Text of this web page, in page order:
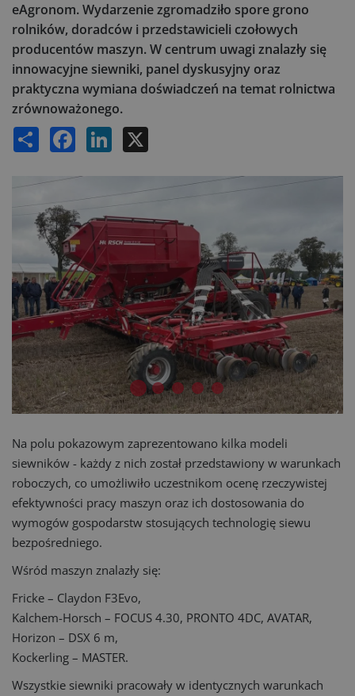
eAgronom. Wydarzenie zgromadziło spore grono
rolników, doradców i przedstawicieli czołowych
producentów maszyn. W centrum uwagi znalazły się
innowacyjne siewniki, panel dyskusyjny oraz
praktyczna wymiana doświadczeń na temat rolnictwa
zrównoważonego.
Share Facebook LinkedIn
Na polu pokazowym zaprezentowano kilka modeli
siewników - każdy z nich został przedstawiony w warunkach
roboczych, co umożliwiło uczestnikom ocenę rzeczywistej
efektywności pracy maszyn oraz ich dostosowania do
wymogów gospodarstw stosujących technologię siewu
bezpośredniego.
Wśród maszyn znalazły się:
Fricke – Claydon F3Evo,
Kalchem-Horsch – FOCUS 4.30, PRONTO 4DC, AVATAR,
Horizon – DSX 6 m,
Kockerling – MASTER.
Wszystkie siewniki pracowały w identycznych warunkach